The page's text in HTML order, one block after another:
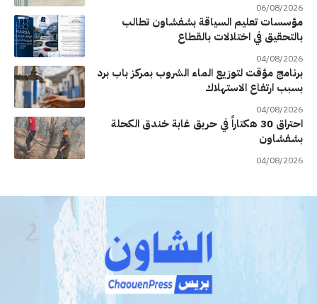
06/08/2026
مؤسسات تعليم السياقة بشفشاون تطالب
بالتحقيق في اختلالات بالقطاع
04/08/2026
برنامج مؤقت لتوزيع الماء الشروب بمركز باب برد
بسبب ارتفاع الاستهلاك
04/08/2026
احتراق 30 هكتاراً في حريق غابة خندق الكحلة
بشفشاون
04/08/2026